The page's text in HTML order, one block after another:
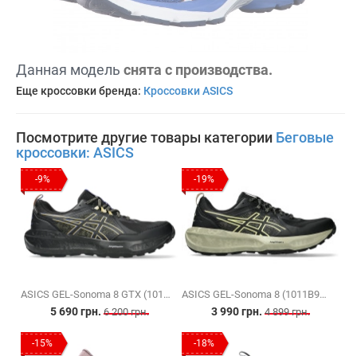
Данная модель снята с производства.
Еще кроссовки бренда: Кроссовки ASICS
Посмотрите другие товары категории Беговые
кроссовки: ASICS
-9%
ASICS GEL-Sonoma 8 GTX (1011B977-003)
5 690 грн. 6 200 грн.
-19%
ASICS GEL-Sonoma 8 (1011B979-002)
3 990 грн. 4 899 грн.
-15% -18%